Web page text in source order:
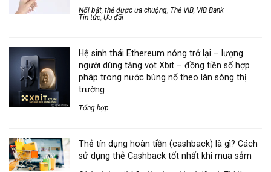
Nổi bật thẻ được ưa chuộng Thẻ VIB VIB Bank
Tin tức Ưu đãi
Hệ sinh thái Ethereum nóng trở lại – lượng
người dùng tăng vọt Xbit – đồng tiền số hợp
pháp trong nước bùng nổ theo làn sóng thị
trường
Tổng hợp
Thẻ tín dụng hoàn tiền (cashback) là gì? Cách
sử dụng thẻ Cashback tốt nhất khi mua sắm